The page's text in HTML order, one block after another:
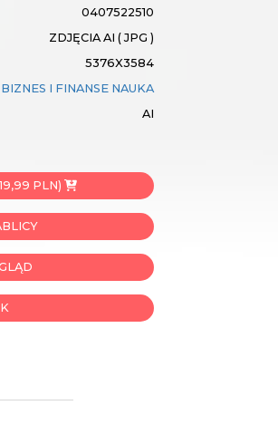
0407522510
ZDJĘCIA AI ( JPG )
5376X3584
BIZNES I FINANSE NAUKA
AI
PLN)